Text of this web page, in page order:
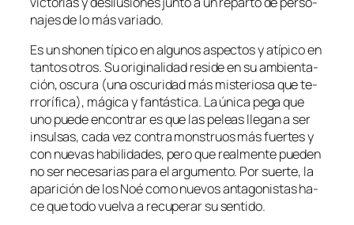
na­jes de lo más variado.
Es un sho­nen tí­pi­co en al­gu­nos as­pec­tos y atí­pi­co en
tan­tos otros. Su ori­gi­na­li­dad re­si­de en su am­bien­ta­
ción, os­cu­ra (una os­cu­ri­dad más mis­te­rio­sa que te­
rro­rí­fi­ca), má­gi­ca y fan­tás­ti­ca. La úni­ca pe­ga que
uno pue­de en­con­trar es que las pe­leas lle­gan a ser
in­sul­sas, ca­da vez con­tra mons­truos más fuer­tes y
con nue­vas ha­bi­li­da­des, pe­ro que real­men­te pue­den
no ser ne­ce­sa­rias pa­ra el ar­gu­men­to. Por suer­te, la
apa­ri­ción de los Noé co­mo nue­vos an­ta­go­nis­tas ha­
ce que to­do vuel­va a re­cu­pe­rar su sentido.